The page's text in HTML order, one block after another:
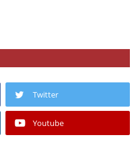
Twitter
Youtube